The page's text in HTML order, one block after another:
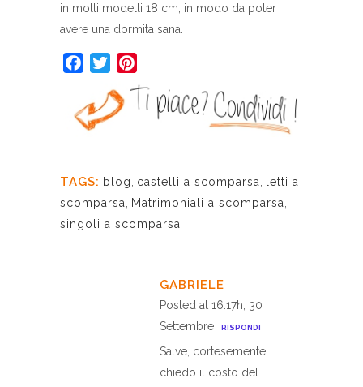
in molti modelli 18 cm, in modo da poter
avere una dormita sana.
Facebook
Twitter
TAGS: blog castelli a scomparsa
letti a
scomparsa
Matrimoniali a scomparsa
singoli a scomparsa
GABRIELE
Posted at 16:17h, 30
Settembre
RISPONDI
Salve, cortesemente
chiedo il costo del